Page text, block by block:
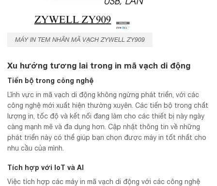
MÁY IN TEM NHÃN MÃ VẠCH ZYWELL ZY909
Xu hướng tương lai trong in mã vạch di động
Tiến bộ trong công nghệ
Lĩnh vực in mã vạch di động không ngừng phát triển, với các
công nghệ mới xuất hiện thường xuyên. Các tiến bộ trong chất
lượng in, tốc độ và kết nối đang làm cho các thiết bị này ngày
càng mạnh mẽ và đa dụng hơn. Cập nhật thông tin về những
phát triển này có thể giúp bạn chọn được máy in tốt nhất cho
nhu cầu của mình.
Tích hợp với IoT và AI
Việc tích hợp các máy in mã vạch di động với các công nghệ